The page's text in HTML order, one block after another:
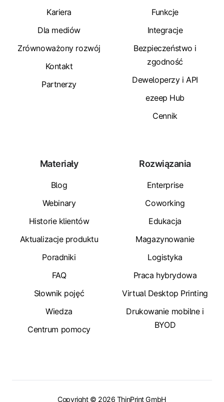
Kariera
Dla mediów
Zrównoważony rozwój
Kontakt
Partnerzy
Funkcje
Integracje
Bezpieczeństwo i
zgodność
Deweloperzy i API
ezeep Hub
Cennik
Materiały
Blog
Webinary
Historie klientów
Aktualizacje produktu
Poradniki
FAQ
Słownik pojęć
Wiedza
Centrum pomocy
Rozwiązania
Enterprise
Coworking
Edukacja
Magazynowanie
Logistyka
Praca hybrydowa
Virtual Desktop Printing
Drukowanie mobilne i
BYOD
Copyright © 2026 ThinPrint GmbH